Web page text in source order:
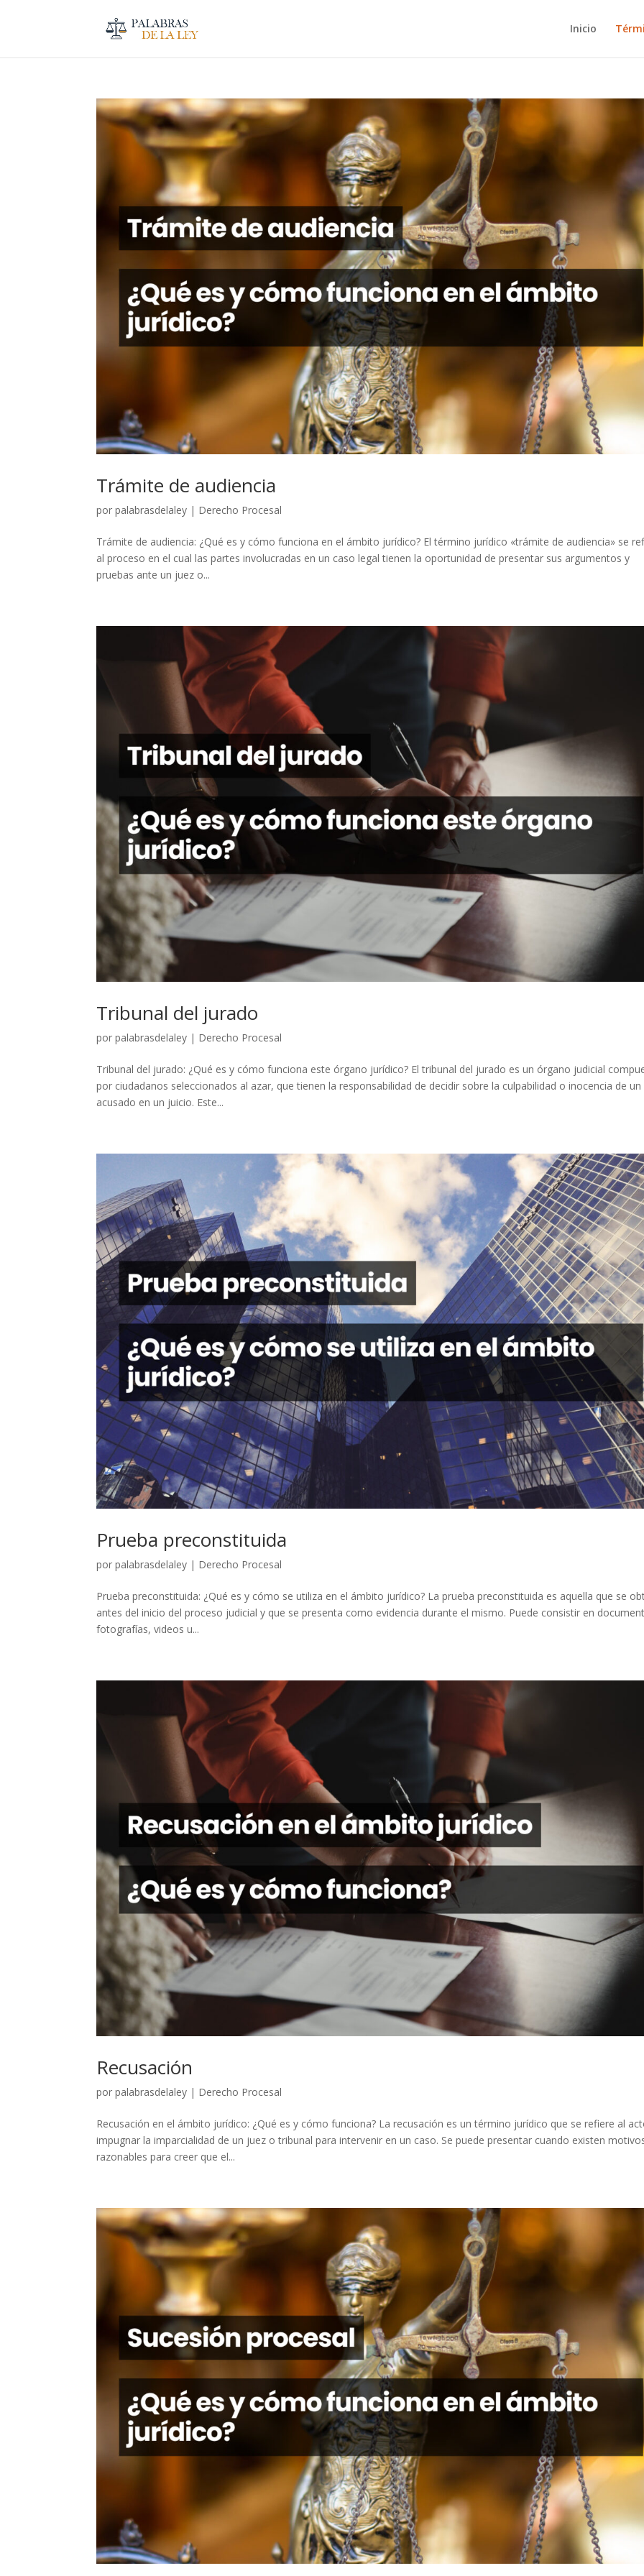
Inicio
Trámite de audiencia
porpalabrasdelaley | Derecho Procesal
Trámite de audiencia: ¿Qué es y cómo funciona en el ámbito jurídico? El término jurídico «trámite de audiencia» se
al proceso en el cual las partes involucradas en un caso legal tienen la oportunidad de presentar sus argumentos y
pruebas ante un juez o...
Tribunal del jurado
porpalabrasdelaley | Derecho Procesal
Tribunal del jurado: ¿Qué es y cómo funciona este órgano jurídico? El tribunal del jurado es un órgano judicial
por ciudadanos seleccionados al azar, que tienen la responsabilidad de decidir sobre la culpabilidad o inocencia de un
acusado en un juicio. Este...
Prueba preconstituida
porpalabrasdelaley | Derecho Procesal
Prueba preconstituida: ¿Qué es y cómo se utiliza en el ámbito jurídico? La prueba preconstituida es aquella que se
antes del inicio del proceso judicial y que se presenta como evidencia durante el mismo. Puede consistir en
fotografías, videos u...
Recusación
porpalabrasdelaley | Derecho Procesal
Recusación en el ámbito jurídico: ¿Qué es y cómo funciona? La recusación es un término jurídico que se refiere al
impugnar la imparcialidad de un juez o tribunal para intervenir en un caso. Se puede presentar cuando existen
razonables para creer que el...